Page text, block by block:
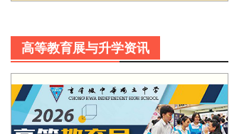
高等教育展与升学资讯